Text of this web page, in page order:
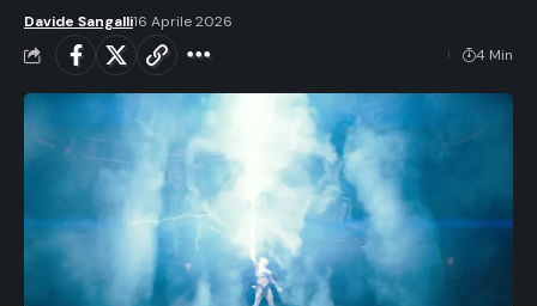
Davide Sangalli16 Aprile 2026
4 Min